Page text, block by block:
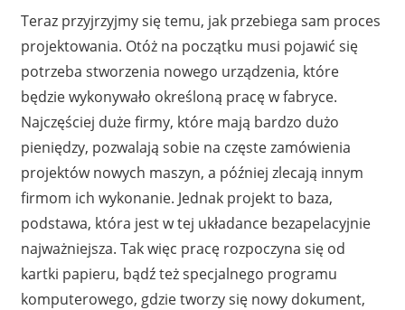
Teraz przyjrzyjmy się temu, jak przebiega sam proces
projektowania. Otóż na początku musi pojawić się
potrzeba stworzenia nowego urządzenia, które
będzie wykonywało określoną pracę w fabryce.
Najczęściej duże firmy, które mają bardzo dużo
pieniędzy, pozwalają sobie na częste zamówienia
projektów nowych maszyn, a później zlecają innym
firmom ich wykonanie. Jednak projekt to baza,
podstawa, która jest w tej układance bezapelacyjnie
najważniejsza. Tak więc pracę rozpoczyna się od
kartki papieru, bądź też specjalnego programu
komputerowego, gdzie tworzy się nowy dokument,